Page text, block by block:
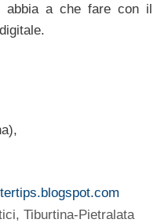
abbia a che fare con il
,Tiburtina-Pietralata